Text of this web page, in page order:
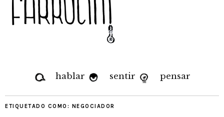
hablar sentir pensar
ETIQUETADO COMO: NEGOCIADOR